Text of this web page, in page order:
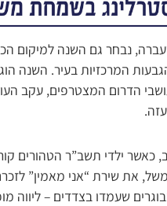
נבחר גם השנה למיקום
המרכזיות בעיר. השנה
הדרום המצטרפים, עקב
כאשר ילדי תשב”ר הטהורים
את שירת “אני מאמין”
שעמדו בצדדים – ליווה